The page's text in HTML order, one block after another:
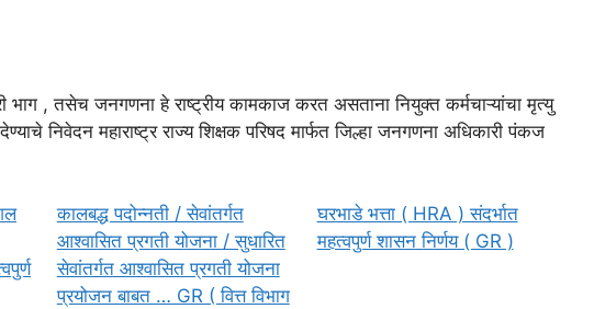
भाग , तसेच जनगणना हे राष्ट्रीय कामकाज करत असताना नियुक्त कर्मचाऱ्यांचा मृत्यु
निवेदन महाराष्ट्र राज्य शिक्षक परिषद मार्फत जिल्हा जनगणना अधिकारी पंकज
कालबद्ध पदोन्नती / सेवांतर्गत
आश्वासित प्रगती योजना / सुधारित
सेवांतर्गत आश्वासित प्रगती योजना
प्रयोजन बाबत … GR ( वित्त विभाग
घरभाडे भत्ता ( HRA ) संदर्भात
महत्वपुर्ण शासन निर्णय ( GR )